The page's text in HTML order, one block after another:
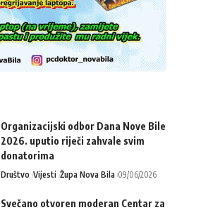
Organizacijski odbor Dana Nove Bile
2026. uputio riječi zahvale svim
donatorima
Društvo Vijesti Župa Nova Bila 09/06/2026
Svečano otvoren moderan Centar za